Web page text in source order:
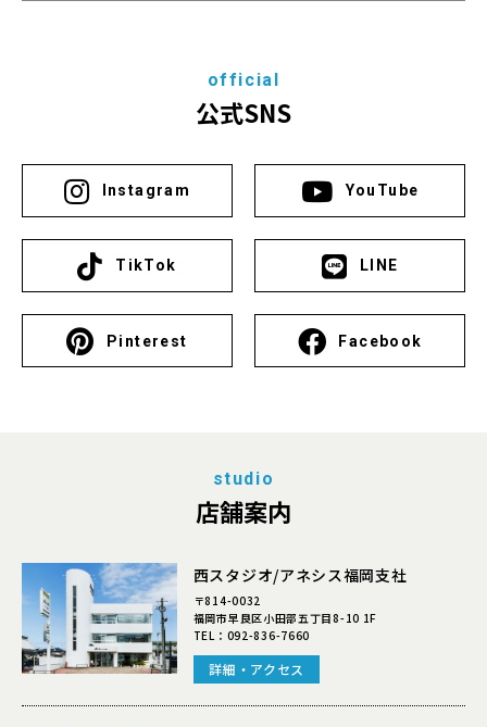
official
公式SNS
Instagram YouTube
TikTok LINE
Pinterest Facebook
studio
店舗案内
西スタジオ/アネシス福岡支社
〒814-0032
福岡市早良区小田部五丁目8-10 1F
TEL： 092-836-7660
詳細・アクセス